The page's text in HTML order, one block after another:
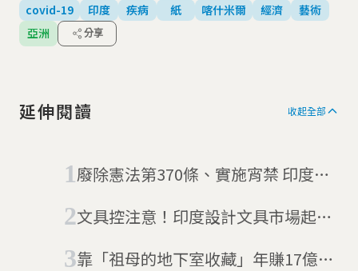
covid-19 印度 疾病 紙 喀什米爾 經濟
藝術
亞洲
分享
延伸閱讀 收起全部
廢除憲法第370條、實施宵禁 印度取
文具控注意！印度設計文具市場起飛
靠「祖母的地下室收藏」年賺17億美